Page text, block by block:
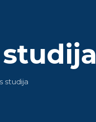
studija